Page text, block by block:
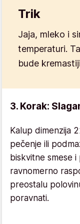
Trik
Jaja, mleko i
temperaturi.
bude
3. Korak:
Kalup dimenzija
pečenje ili
biskvitne smese
ravnomerno
preostalu
poravnati.